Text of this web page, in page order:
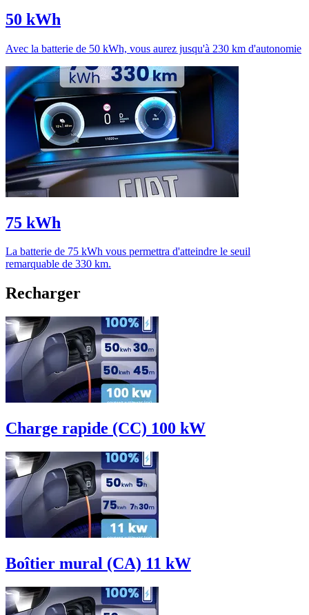
50 kWh
Avec la batterie de 50 kWh, vous aurez jusqu'à 230 km d'autonomie
75 kWh
La batterie de 75 kWh vous permettra d'atteindre le seuil
remarquable de 330 km.
Recharger
Charge rapide (CC) 100 kW
Boîtier mural (CA) 11 kW